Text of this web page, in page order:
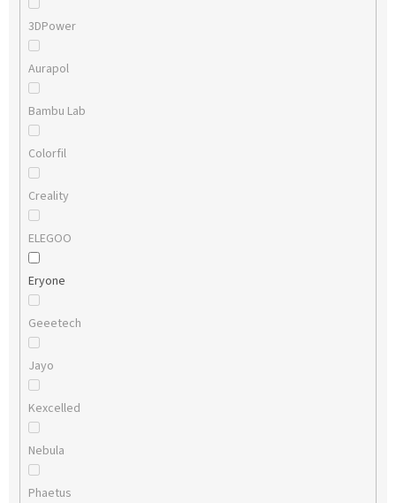
3DPower
Aurapol
Bambu Lab
Colorfil
Creality
ELEGOO
Eryone
Geeetech
Jayo
Kexcelled
Nebula
Phaetus